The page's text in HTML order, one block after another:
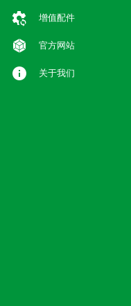
增值配件
官方网站
关于我们